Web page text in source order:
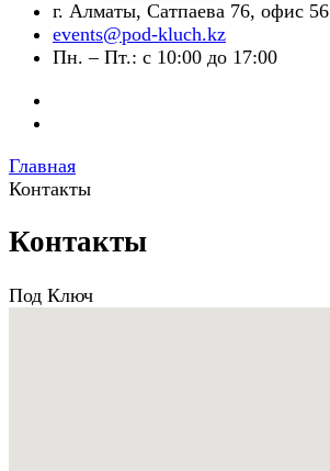
г. Алматы, Сатпаева 76, офис 56
events@pod-kluch.kz
Пн. – Пт.: с 10:00 до 17:00
Главная
Контакты
Контакты
Под Ключ